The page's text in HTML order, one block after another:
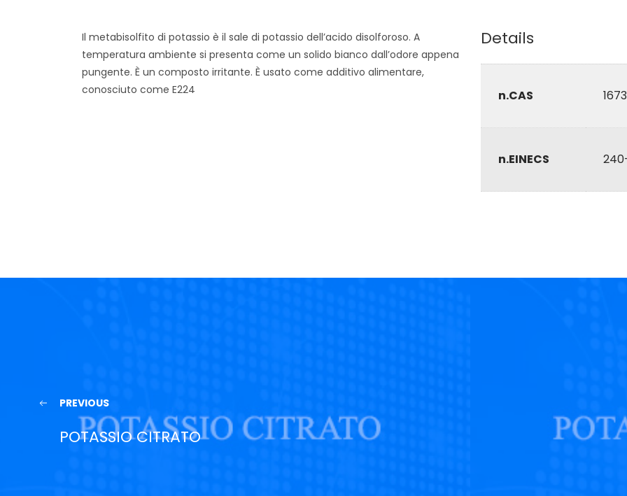
Il metabisolfito di potassio è il sale di potassio dell’acido disolforoso. A
temperatura ambiente si presenta come un solido bianco dall’odore appena
pungente. È un composto irritante. È usato come additivo alimentare,
conosciuto come E224
Details
n.CAS
n.EINECS
PREVIOUS
POTASSIO CITRATO